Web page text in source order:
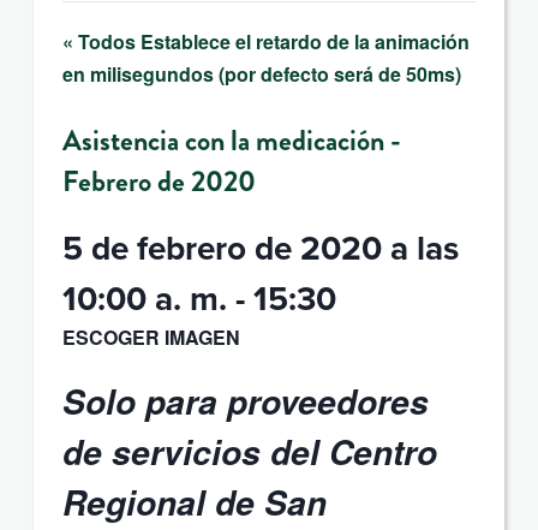
« Todos Establece el retardo de la animación
en milisegundos (por defecto será de 50ms)
Asistencia con la medicación -
Febrero de 2020
5 de febrero de 2020 a las
10:00 a. m. -15:30
ESCOGER IMAGEN
Solo para proveedores
de servicios del Centro
Regional de San